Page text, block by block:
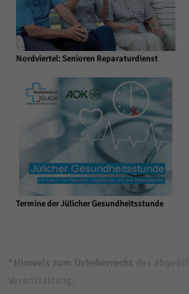
Nordviertel: Senioren Reparaturdienst
Termine der Jülicher Gesundheitsstunde